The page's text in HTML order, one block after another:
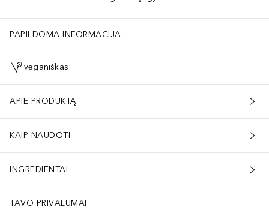
PAPILDOMA INFORMACIJA
veganiškas
APIE PRODUKTĄ
KAIP NAUDOTI
INGREDIENTAI
TAVO PRIVALUMAI